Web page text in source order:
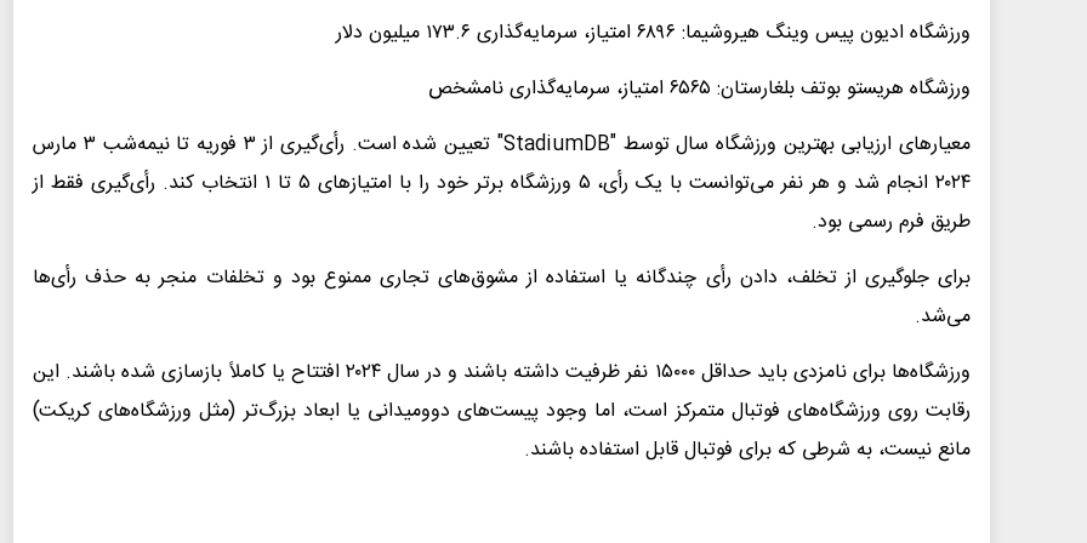
ورزشگاه ادیون پیس وینگ هیروشیما: ۶۸۹۶ امتیاز، سرمایه‌گذاری ۱۷۳.۶ میلیون دلار
ورزشگاه هریستو بوتف بلغارستان: ۶۵۶۵ امتیاز، سرمایه‌گذاری نامشخص
معیارهای ارزیابی بهترین ورزشگاه سال توسط "StadiumDB" تعیین شده است. رأی‌گیری از ۳ فوریه تا نیمه‌شب ۳ مارس
۲۰۲۴ انجام شد و هر نفر می‌توانست با یک رأی، ۵ ورزشگاه برتر خود را با امتیازهای ۵ تا ۱ انتخاب کند. رأی‌گیری فقط از
طریق فرم رسمی بود.
برای جلوگیری از تخلف، دادن رأی چندگانه یا استفاده از مشوق‌های تجاری ممنوع بود و تخلفات منجر به حذف رأی‌ها
می‌شد.
ورزشگاه‌ها برای نامزدی باید حداقل ۱۵۰۰۰ نفر ظرفیت داشته باشند و در سال ۲۰۲۴ افتتاح یا کاملاً بازسازی شده باشند. این
رقابت روی ورزشگاه‌های فوتبال متمرکز است، اما وجود پیست‌های دوومیدانی یا ابعاد بزرگ‌تر (مثل ورزشگاه‌های کریکت)
مانع نیست، به شرطی که برای فوتبال قابل استفاده باشند.